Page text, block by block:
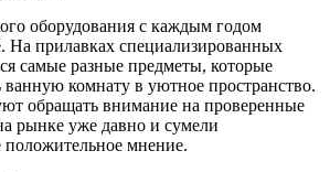
оборудования с каждым годом
На прилавках специализированных
самые разные предметы, которые
ванную комнату в уютное пространство.
обращать внимание на проверенные
рынке уже давно и сумели
положительное мнение.